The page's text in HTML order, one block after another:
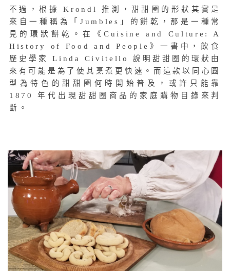
不過，根據 Krondl 推測，甜甜圈的形狀其實是
來自一種稱為「Jumbles」的餅乾，那是一種常
見的環狀餅乾。在《Cuisine and Culture: A
History of Food and People》一書中，飲食
歷史學家 Linda Civitello 說明甜甜圈的環狀由
來有可能是為了使其烹煮更快速。而這款以同心圓
型為特色的甜甜圈何時開始普及，或許只能靠
1870 年代出現甜甜圈商品的家庭購物目錄來判
斷。